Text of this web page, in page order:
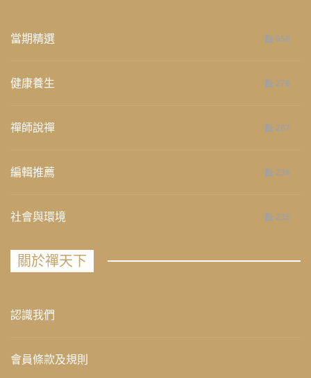
當期精選 658
健康養生 276
禪師說禪 267
編輯推薦 236
社會與環境 235
關於禪天下
認識我們
會員條款及規則